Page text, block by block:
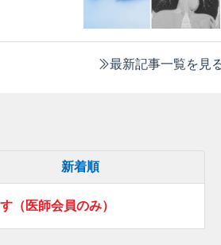
最新記事一覧を見
新着順
（医師会員のみ）